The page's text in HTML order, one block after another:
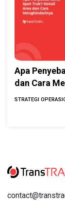
Apa
dan Cara
STRATEGI